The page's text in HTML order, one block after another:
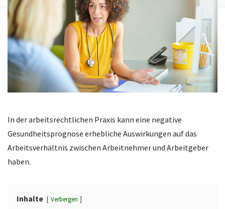
In der arbeitsrechtlichen Praxis kann eine negative
Gesundheitsprognose erhebliche Auswirkungen auf das
Arbeitsverhältnis zwischen Arbeitnehmer und Arbeitgeber
haben.
Inhalte Verbergen